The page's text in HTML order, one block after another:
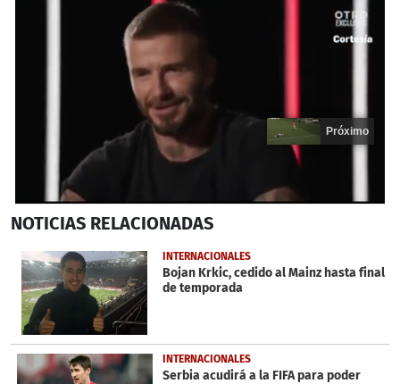
seconds
seconds
Próximo
NOTICIAS RELACIONADAS
INTERNACIONALES
Bojan Krkic, cedido al Mainz hasta final
de temporada
INTERNACIONALES
Serbia acudirá a la FIFA para poder